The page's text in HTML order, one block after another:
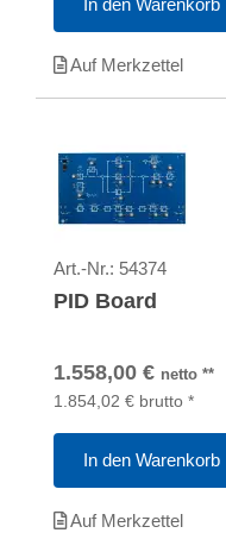
In den Warenkorb
Auf Merkzettel
Art.-Nr.: 54374
PID Board
1.558,00 € netto **
1.854,02 € brutto *
In den Warenkorb
Auf Merkzettel